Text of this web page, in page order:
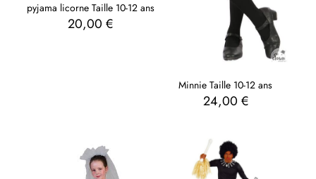
pyjama licorne Taille 10-12 ans
20,00€
Minnie Taille 10-12 ans
24,00 €